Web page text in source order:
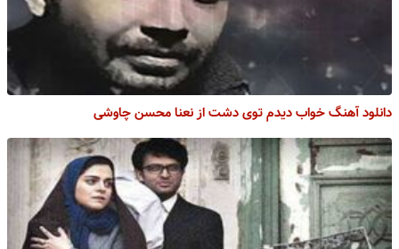
دانلود آهنگ خواب دیدم توی دشت از نعنا محسن چاوشی